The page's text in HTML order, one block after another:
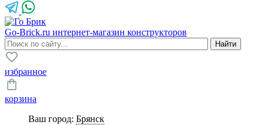
Go-Brick.ru интернет-магазин конструкторов
избранное
корзина
Ваш город: Брянск